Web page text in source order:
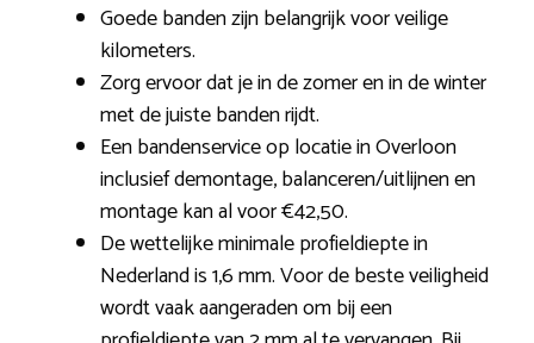
Goede banden zijn belangrijk voor veilige
kilometers.
Zorg ervoor dat je in de zomer en in de winter
met de juiste banden rijdt.
Een bandenservice op locatie in Overloon
inclusief demontage, balanceren/uitlijnen en
montage kan al voor €42,50.
De wettelijke minimale profieldiepte in
Nederland is 1,6 mm. Voor de beste veiligheid
wordt vaak aangeraden om bij een